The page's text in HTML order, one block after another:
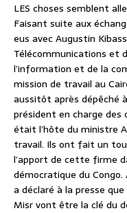
LES choses semblent
Faisant suite aux
eus avec Augustin
Télécommunications et
l’information et de la
mission de travail au
aussitôt après dépêché
président en charge des
était l’hôte du ministre
travail. Ils ont fait un
l’apport de cette firme
démocratique du Congo.
a déclaré à la presse
Misr vont être la clé du